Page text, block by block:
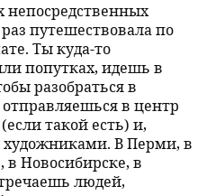
непосредственных
путешествовала по
Ты куда-то
попутках, идешь в
разобраться в
в центр
такой есть) и,
В Перми, в
в Новосибирске, в
людей,